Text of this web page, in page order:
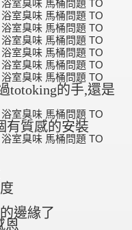
totoking的手,還是
有質感的安裝
邊緣了
恩